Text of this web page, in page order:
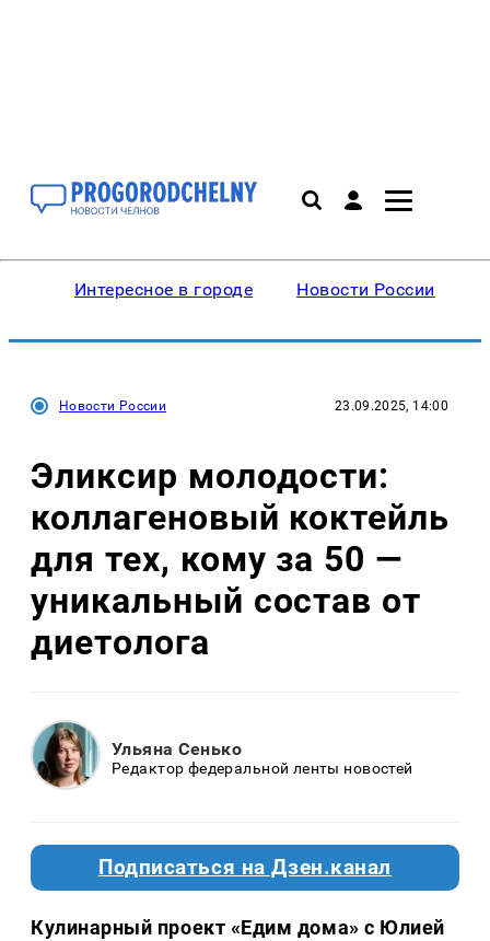
Интересное в городе Новости России
Новости России 23.09.2025, 14:00
Эликсир молодости:
коллагеновый коктейль
для тех, кому за 50 —
уникальный состав от
диетолога
Ульяна Сенько
Редактор федеральной ленты новостей
Подписаться на Дзен.канал
Кулинарный проект «Едим дома» с Юлией